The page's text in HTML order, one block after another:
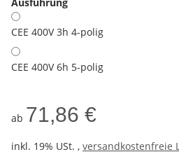
CEE 400V 3h 4-polig
CEE 400V 6h 5-polig
ab 71,86 €
inkl. 19% USt. , versandkostenfreie